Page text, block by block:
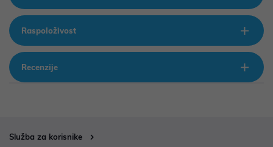
Raspoloživost
Recenzije
Služba za korisnike